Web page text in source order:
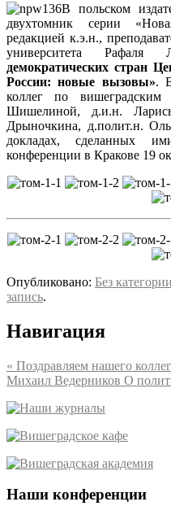
В польском
двухтомник серии
редакцией к.э.н.,
университета Рафаля
демократических стран
России: новые вызовы».
коллег по
Шишелиной, д.и.н.
Дрыночкина, д.полит.н.
докладах, сделанных
конференции в Кракове 19
Опубликовано: Без категории
запись.
Навигация
« Поздравляем нашего
Михаил Ведерников О
Наши конференции